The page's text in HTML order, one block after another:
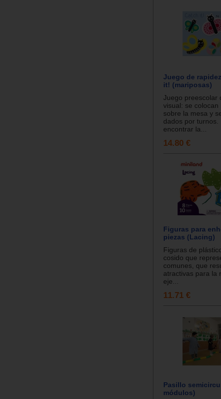
Juego de
it! (mariposas)
Juego preescolar
visual: se colocan
sobre la mesa y
dados por turnos.
encontrar la...
14.80 €
Figuras para
piezas (Lacing)
Figuras de
cosido que
comunes, que
atractivas para la
eje...
11.71 €
Pasillo
módulos)